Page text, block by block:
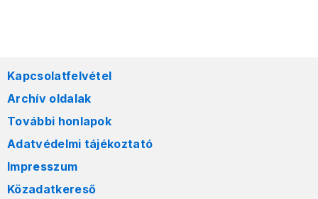
Kapcsolatfelvétel
Archív oldalak
További honlapok
Adatvédelmi tájékoztató
Impresszum
Közadatkereső